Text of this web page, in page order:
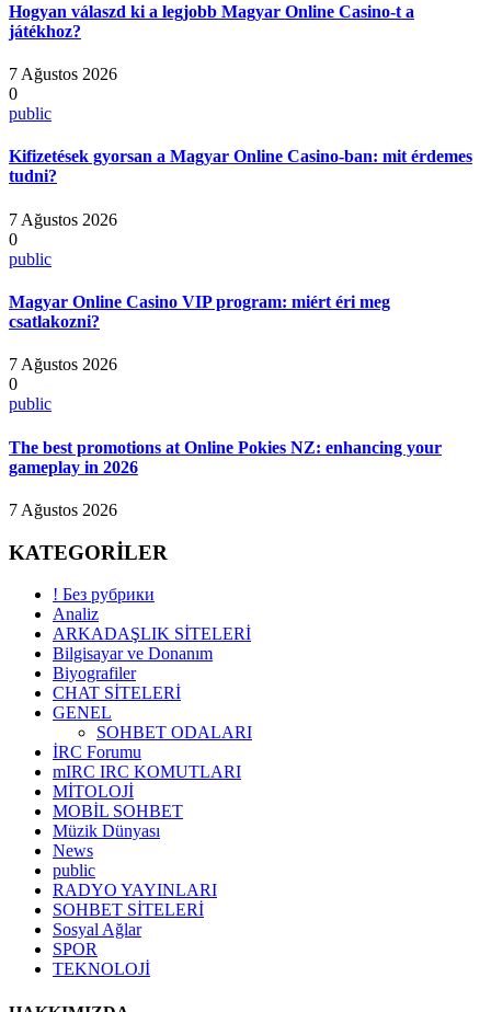
Hogyan válaszd ki a legjobb Magyar Online Casino-t a
játékhoz?
7 Ağustos 2026
0
public
Kifizetések gyorsan a Magyar Online Casino-ban: mit érdemes
tudni?
7 Ağustos 2026
0
public
Magyar Online Casino VIP program: miért éri meg
csatlakozni?
7 Ağustos 2026
0
public
The best promotions at Online Pokies NZ: enhancing your
gameplay in 2026
7 Ağustos 2026
KATEGORİLER
! Без рубрики
Analiz
ARKADAŞLIK SİTELERİ
Bilgisayar ve Donanım
Biyografiler
CHAT SİTELERİ
GENEL
SOHBET ODALARI
İRC Forumu
mIRC IRC KOMUTLARI
MİTOLOJİ
MOBİL SOHBET
Müzik Dünyası
News
public
RADYO YAYINLARI
SOHBET SİTELERİ
Sosyal Ağlar
SPOR
TEKNOLOJİ